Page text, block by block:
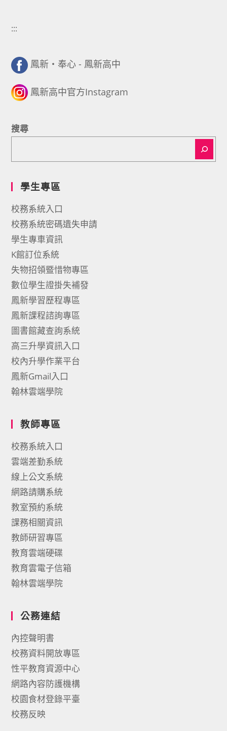
:::
鳳新・奉心 - 鳳新高中
鳳新高中官方Instagram
搜尋
學生專區
校務系統入口
校務系統密碼遺失申請
學生專車資訊
K館訂位系統
失物招領暨惜物專區
數位學生證掛失補發
鳳新學習歷程專區
鳳新課程諮詢專區
圖書館藏查詢系統
高三升學資訊入口
校內升學作業平台
鳳新Gmail入口
翰林雲端學院
教師專區
校務系統入口
雲端差勤系統
線上公文系統
網路請購系統
教室預約系統
課務相關資訊
教師研習專區
教育雲端硬碟
教育雲電子信箱
翰林雲端學院
公務連結
內控聲明書
校務資料開放專區
性平教育資源中心
網路內容防護機構
校園食材登錄平臺
校務反映